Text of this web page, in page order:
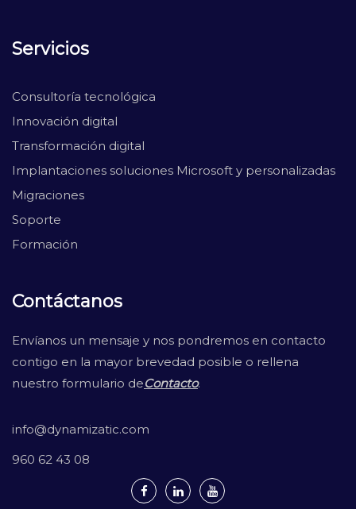
Servicios
Consultoría tecnológica
Innovación digital
Transformación digital
Implantaciones soluciones Microsoft y personalizadas
Migraciones
Soporte
Formación
Contáctanos
Envíanos un mensaje y nos pondremos en contacto
contigo en la mayor brevedad posible o rellena
nuestro formulario deContacto.
info@dynamizatic.com
960 62 43 08